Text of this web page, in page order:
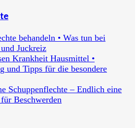
behandeln • Was tun bei
Juckreiz
Krankheit Hausmittel •
und Tipps für die besondere
Schuppenflechte – Endlich eine
Beschwerden